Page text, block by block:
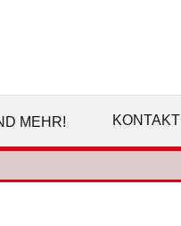
MEHR! KONTAKT